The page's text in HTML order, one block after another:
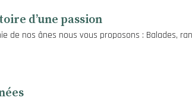
dʼune passion
de nos ânes nous vous proposons : Balades,